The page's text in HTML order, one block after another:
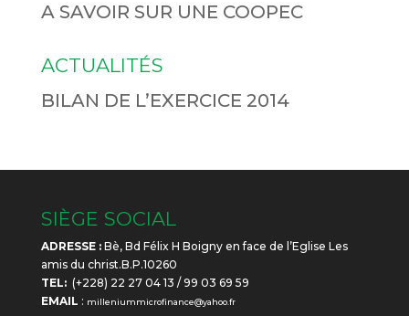
A SAVOIR SUR UNE COOPEC
ACTUALITÉS
BILAN DE L’EXERCICE 2014
SIÈGE SOCIAL
ADRESSE :Bè, Bd Félix H Boigny en face de l’Eglise Les
amis du christ.B.P.10260
TEL:(+228) 22 27 04 13 / 99 03 69 59
EMAIL : milleniummicrofinance@yahoo.fr